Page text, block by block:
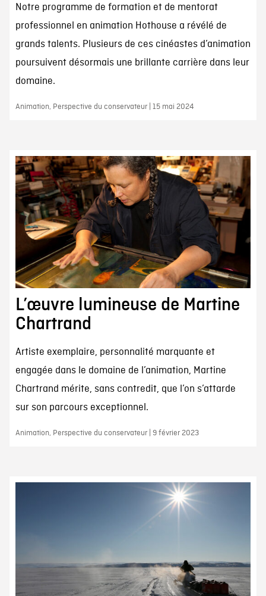
Notre programme de formation et de mentorat
professionnel en animation Hothouse a révélé de
grands talents. Plusieurs de ces cinéastes d’animation
poursuivent désormais une brillante carrière dans leur
domaine.
Animation, Perspective du conservateur | 15 mai 2024
L’œuvre lumineuse de Martine
Chartrand
Artiste exemplaire, personnalité marquante et
engagée dans le domaine de l’animation, Martine
Chartrand mérite, sans contredit, que l’on s’attarde
sur son parcours exceptionnel.
Animation, Perspective du conservateur | 9 février 2023